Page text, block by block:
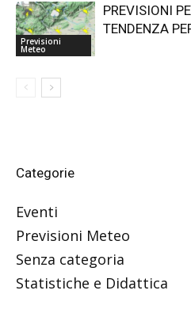
Previsioni
Meteo
PREVISIONI
TENDENZA
Categorie
Eventi
Previsioni Meteo
Senza categoria
Statistiche e Didattica